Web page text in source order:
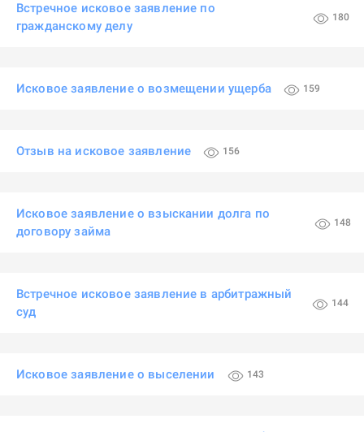
Встречное исковое заявление по
гражданскому делу
180
Исковое заявление о возмещении ущерба 159
Отзыв на исковое заявление 156
Исковое заявление о взыскании долга по
договору займа
148
Встречное исковое заявление в арбитражный
суд
144
Исковое заявление о выселении 143